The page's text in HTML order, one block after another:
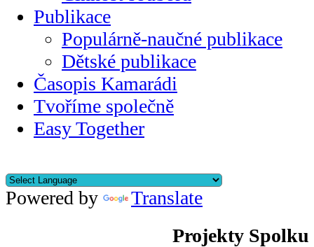
Publikace
Populárně-naučné publikace
Dětské publikace
Časopis Kamarádi
Tvoříme společně
Easy Together
Powered by
Translate
Projekty Spolku